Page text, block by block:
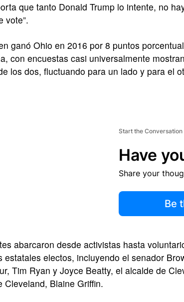
que tanto Donald Trump lo intente, no
vote”.
ganó Ohio en 2016 por 8 puntos
con encuestas casi universalmente
los dos, fluctuando para un lado y para el
Start the Conversation
Have
Share your
Be
abarcaron desde activistas hasta
estatales electos, incluyendo el senador
Tim Ryan y Joyce Beatty, el alcalde de
Cleveland, Blaine Griffin.